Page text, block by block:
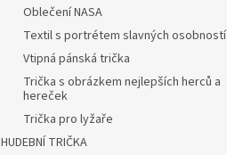
Oblečení NASA
Textil s portrétem slavných osobností
Vtipná pánská trička
Trička s obrázkem nejlepších herců a
hereček
Trička pro lyžaře
HUDEBNÍ TRIČKA